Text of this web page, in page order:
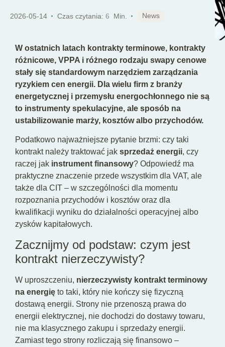
2026-05-14 Czas czytania: 6 Min. News
W ostatnich latach kontrakty terminowe, kontrakty
różnicowe, VPPA i różnego rodzaju swapy cenowe
stały się standardowym narzędziem zarządzania
ryzykiem cen energii. Dla wielu firm z branży
energetycznej i przemysłu energochłonnego nie są
to instrumenty spekulacyjne, ale sposób na
ustabilizowanie marży, kosztów albo przychodów.
Podatkowo najważniejsze pytanie brzmi: czy taki
kontrakt należy traktować jak sprzedaż energii, czy
raczej jak instrument finansowy? Odpowiedź ma
praktyczne znaczenie przede wszystkim dla VAT, ale
także dla CIT – w szczególności dla momentu
rozpoznania przychodów i kosztów oraz dla
kwalifikacji wyniku do działalności operacyjnej albo
zysków kapitałowych.
Zacznijmy od podstaw: czym jest
kontrakt nierzeczywisty?
W uproszczeniu, nierzeczywisty kontrakt terminowy
na energię to taki, który nie kończy się fizyczną
dostawą energii. Strony nie przenoszą prawa do
energii elektrycznej, nie dochodzi do dostawy towaru,
nie ma klasycznego zakupu i sprzedaży energii.
Zamiast tego strony rozliczają się finansowo –